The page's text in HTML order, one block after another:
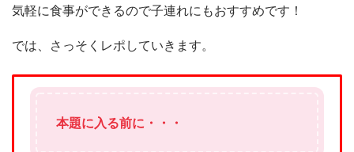
気軽に食事ができるので子連れにもおすすめです！
では、さっそくレポしていきます。
本題に入る前に・・・